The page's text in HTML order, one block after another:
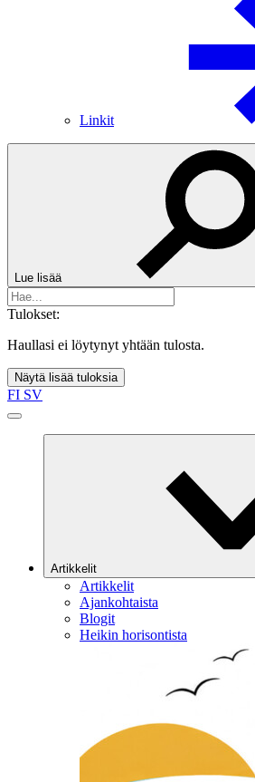
Linkit
Lue lisää
Tulokset:
Haullasi ei löytynyt yhtään tulosta.
Näytä lisää tuloksia
FI SV
Artikkelit
Artikkelit
Ajankohtaista
Blogit
Heikin horisontista